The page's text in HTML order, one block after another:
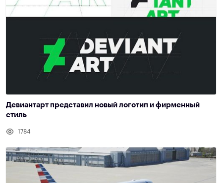
Девиантарт представил новый логотип и фирменный
стиль
1784